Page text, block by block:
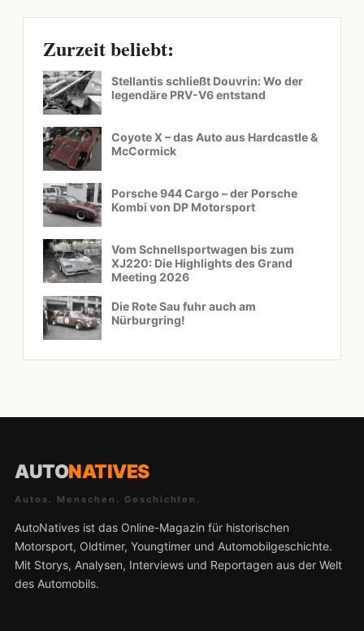
Zurzeit beliebt:
Stellantis schließt Douvrin: Wo der
legendäre PRV-V6 entstand
Coyote X – das Auto aus Hardcastle &
McCormick
Porsche 944 Cargo – der Porsche
Kombi von DP Motorsport
Vom Schnellsportwagen bis zum
XJ220: Die Highlights des Grand
Meeting 2026
Die Rote Sau fuhr auch am
Nürburgring!
AUTONATIVES
Autos. Menschen. Geschichten.
AutoNatives ist das Online-Magazin für historischen
Motorsport, Oldtimer, Youngtimer und Automobilgeschichte.
Mit Storys, Analysen, Interviews und Reportagen aus der Welt
des Automobils.